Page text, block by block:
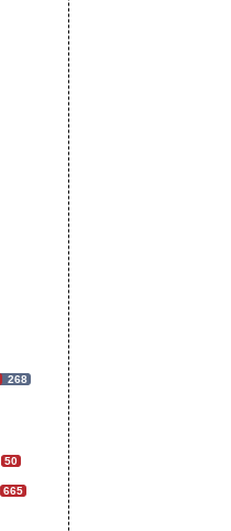
268
50
665